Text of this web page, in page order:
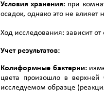
Условия хранения: при
осадок, однако это не влияет
Ход исследования: зависит
Учет результатов:
Колиформные бактерии:
цвета произошло в верхней
исследуемом образце